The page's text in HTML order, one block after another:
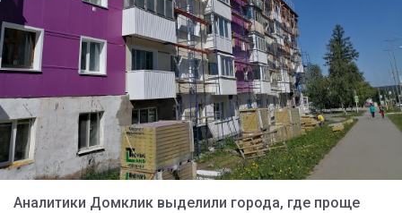
Аналитики Домклик выделили города, где проще